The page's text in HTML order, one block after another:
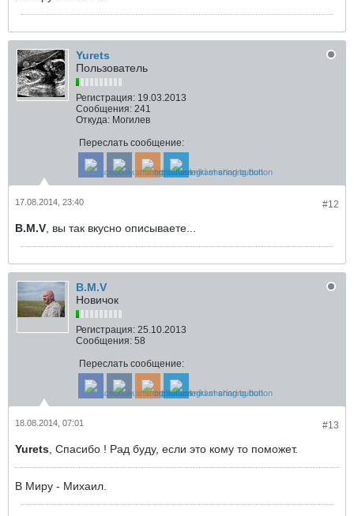
Yurets
Пользователь
Регистрация: 19.03.2013
Сообщения: 241
Откуда: Могилев
Переслать сообщение:
#12
17.08.2014, 23:40
B.M.V , вы так вкусно описываете...
B.M.V
Новичок
Регистрация: 25.10.2013
Сообщения: 58
Переслать сообщение:
#13
18.08.2014, 07:01
Yurets , Спасибо ! Рад буду, если это кому то поможет.
В Миру - Михаил.